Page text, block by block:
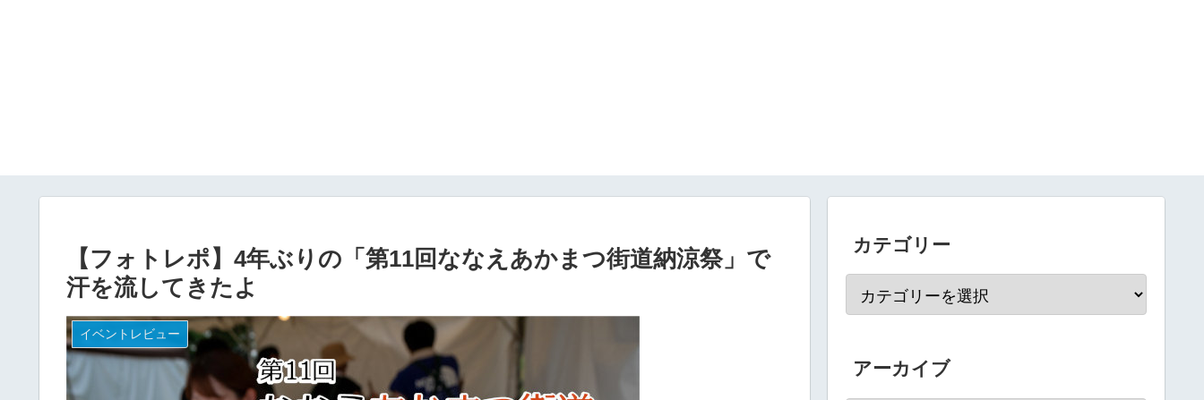
【フォトレポ】4年ぶりの「第11回ななえあかまつ街道納涼祭」で
汗を流してきたよ
イベントレビュー
カテゴリー
アーカイブ